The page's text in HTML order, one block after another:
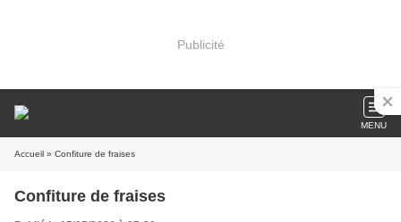
Publicité
MENU
Accueil » Confiture de fraises
Confiture de fraises